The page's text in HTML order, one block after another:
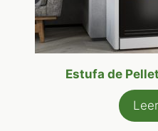
Estufa de